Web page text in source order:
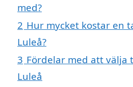
med?
2 Hur mycket kostar en
Luleå?
3 Fördelar med att välja
Luleå